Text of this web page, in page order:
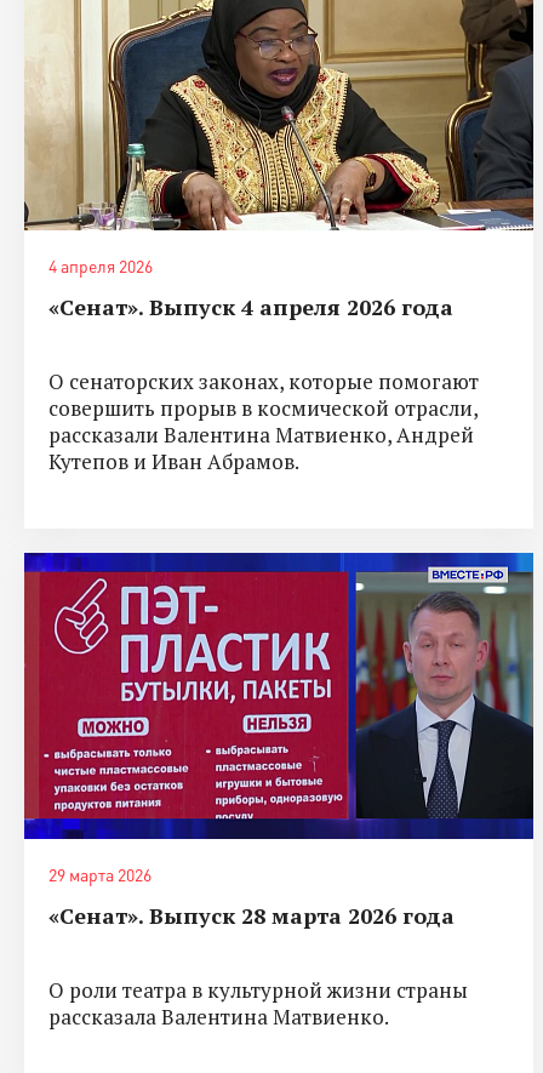
4 апреля 2026
«Сенат». Выпуск 4 апреля 2026 года
О сенаторских законах, которые помогают
совершить прорыв в космической отрасли,
рассказали Валентина Матвиенко, Андрей
Кутепов и Иван Абрамов.
29 марта 2026
«Сенат». Выпуск 28 марта 2026 года
О роли театра в культурной жизни страны
рассказала Валентина Матвиенко.